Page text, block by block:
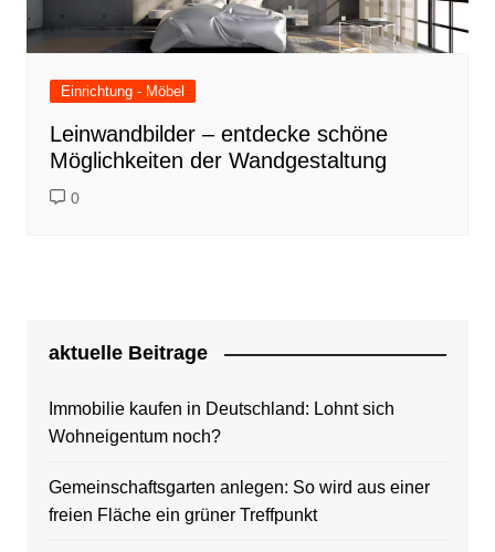
Einrichtung - Möbel
Leinwandbilder – entdecke schöne
Möglichkeiten der Wandgestaltung
0
aktuelle Beitrage
Immobilie kaufen in Deutschland: Lohnt sich
Wohneigentum noch?
Gemeinschaftsgarten anlegen: So wird aus einer
freien Fläche ein grüner Treffpunkt